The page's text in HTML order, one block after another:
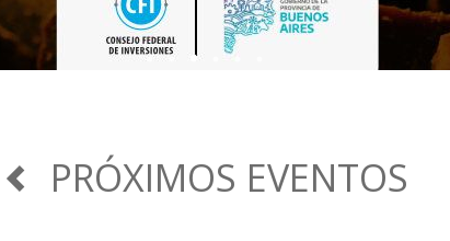
45°
PRÓXIMOS EVENTOS